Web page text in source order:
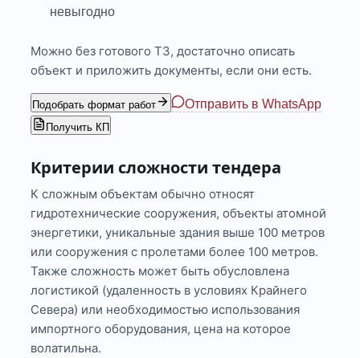
невыгодно
Можно без готового ТЗ, достаточно описать
объект и приложить документы, если они есть.
Подобрать формат работ Отправить в WhatsApp
Получить КП
Критерии сложности тендера
К сложным объектам обычно относят
гидротехнические сооружения, объекты атомной
энергетики, уникальные здания выше 100 метров
или сооружения с пролетами более 100 метров.
Также сложность может быть обусловлена
логистикой (удаленность в условиях Крайнего
Севера) или необходимостью использования
импортного оборудования, цена на которое
волатильна.